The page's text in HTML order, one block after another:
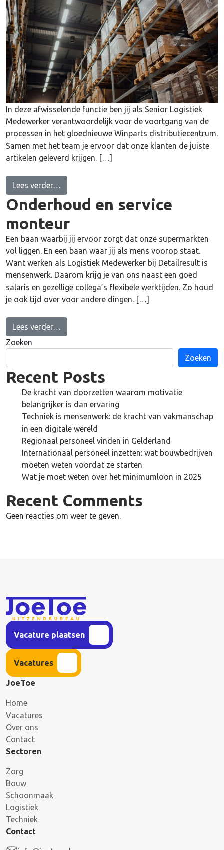
In deze afwisselende functie ben jij als Senior Logistiek
Medewerker verantwoordelijk voor de voortgang van de
processen in het gloednieuwe Winparts distributiecentrum.
Samen met het team je ervoor dat onze klanten de juiste
artikelen geleverd krijgen. […]
Lees verder…
Onderhoud en service
monteur
Een baan waarbij jij ervoor zorgt dat onze supermarkten
vol liggen. En een baan waar jij als mens voorop staat.
Want werken als Logistiek Medewerker bij Detailresult is
mensenwerk. Daarom krijg je van ons naast een goed
salaris en gezellige collega’s flexibele werktijden. Zo houd
je ook tijd over voor andere dingen. […]
Lees verder…
Zoeken
Zoeken
Recent Posts
De kracht van doorzetten waarom motivatie
belangrijker is dan ervaring
Techniek is mensenwerk: de kracht van vakmanschap
in een digitale wereld
Regionaal personeel vinden in Gelderland
Internationaal personeel inzetten: wat bouwbedrijven
moeten weten voordat ze starten
Wat je moet weten over het minimumloon in 2025
Recent Comments
Geen reacties om weer te geven.
Vacature plaatsen
Vacatures
JoeToe
Home
Vacatures
Over ons
Contact
Sectoren
Zorg
Bouw
Schoonmaak
Logistiek
Techniek
Contact